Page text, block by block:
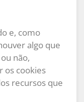
e, como
algo que
não,
os cookies
recursos que